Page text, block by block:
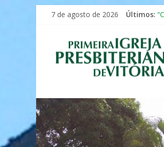
Pular
conteúdo
7 de agosto de 2026 Últimos:
Primeira
Igreja
de